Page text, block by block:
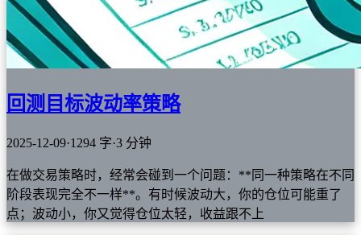
回测目标波动率策略
2025-12-09·1294 字·3 分钟
在做交易策略时，经常会碰到一个问题：**同一种策略在不同
阶段表现完全不一样**。有时候波动大，你的仓位可能重了
点；波动小，你又觉得仓位太轻，收益跟不上